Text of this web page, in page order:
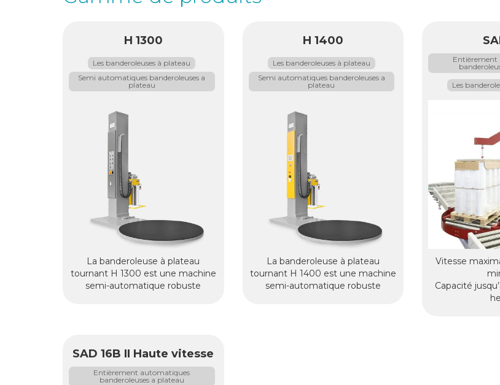
H 1300
Les banderoleuses à plateau
Semi automatiques banderoleuses a
plateau
La banderoleuse à plateau
tournant H 1300 est une machine
semi-automatique robuste
H 1400
Les banderoleuses à plateau
Semi automatiques banderoleuses a
plateau
La banderoleuse à plateau
tournant H 1400 est une machine
semi-automatique robuste
Entièrement
Les
Vitesse
Capacité
SAD 16B II Haute vitesse
Entièrement automatiques
banderoleuses a plateau